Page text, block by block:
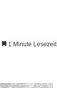
1 Minute Lesezeit